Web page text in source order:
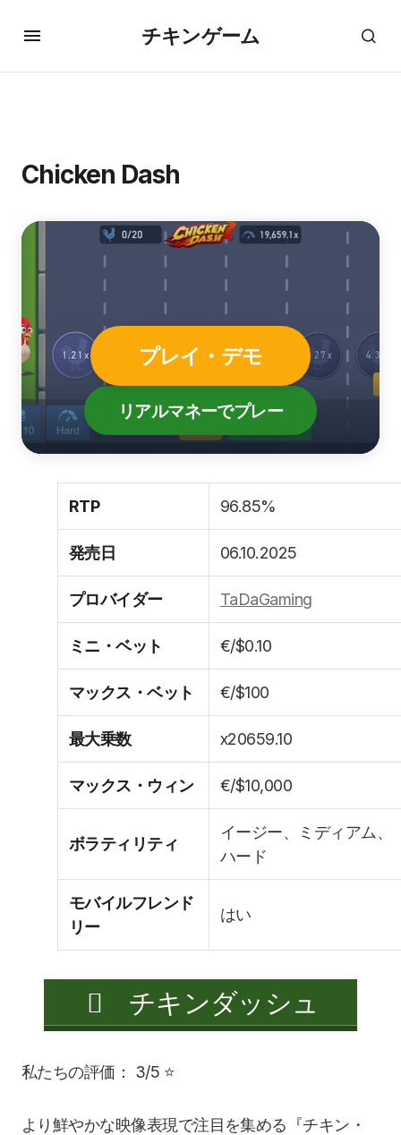
チキンゲーム
Chicken Dash
プレイ・デモ
リアルマネーでプレー
RTP 96.85%
発売日 06.10.2025
プロバイダー TaDaGaming
ミニ・ベット €/$0.10
マックス・ベット €/$100
最大乗数 x20659.10
マックス・ウィン €/$10,000
ボラティリティ
イージー、ミディアム、
ハード
モバイルフレンド
リー
はい
チキンダッシュ
私たちの評価： 3/5 ⭐
より鮮やかな映像表現で注目を集める『チキン・